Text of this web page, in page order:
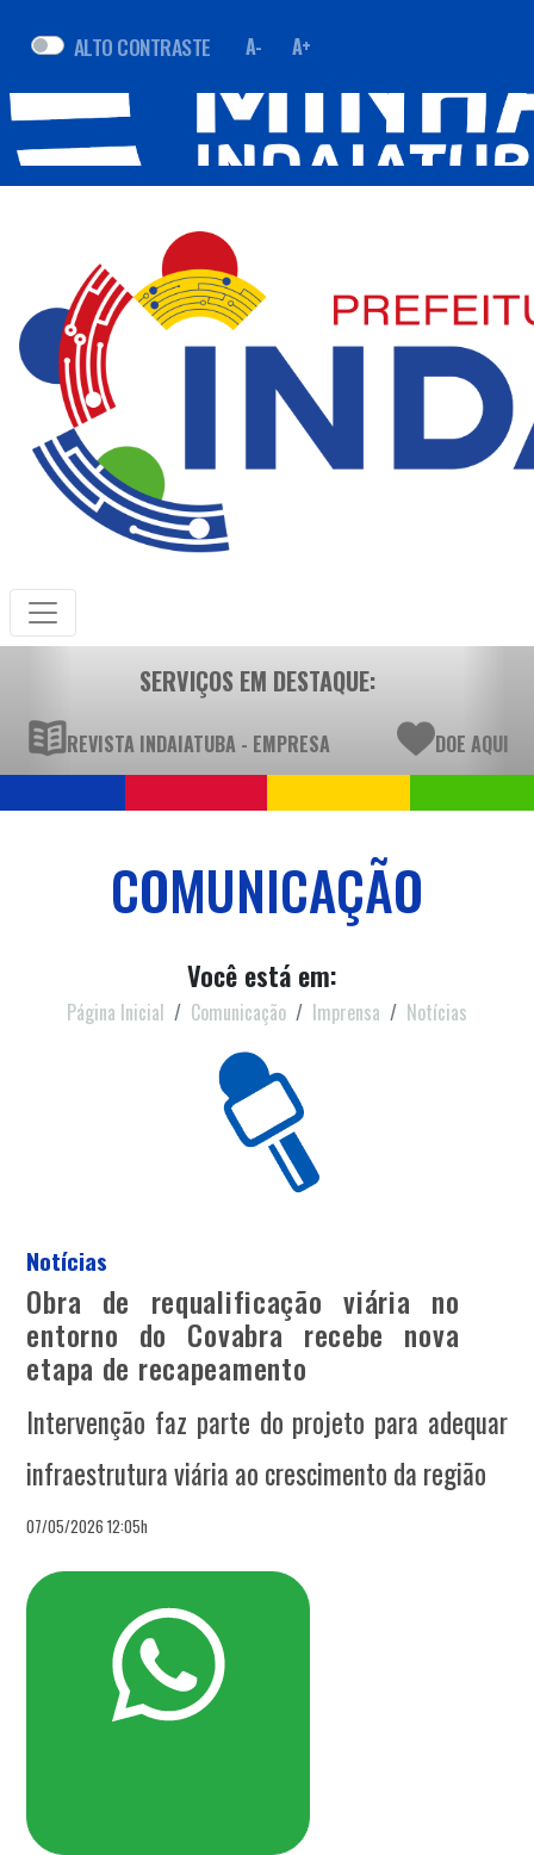
ALTO CONTRASTE A- A+
SERVIÇOS EM DESTAQUE:
REVISTA INDAIATUBA - EMPRESA DOE AQUI
COMUNICAÇÃO
Você está em:
Página Inicial Comunicação Imprensa Notícias
Notícias
Obra de requalificação viária no
entorno do Covabra recebe nova
etapa de recapeamento
Intervenção faz parte do projeto para adequar
infraestrutura viária ao crescimento da região
07/05/2026 12:05h